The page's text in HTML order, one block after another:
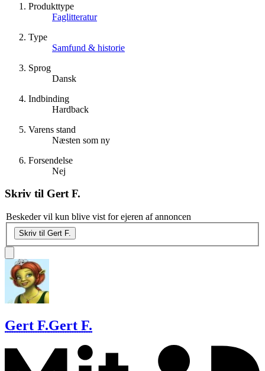
Produkttype
Faglitteratur
Type
Samfund & historie
Sprog
Dansk
Indbinding
Hardback
Varens stand
Næsten som ny
Forsendelse
Nej
Skriv til Gert F.
Beskeder vil kun blive vist for ejeren af annoncen
Skriv til Gert F.
Gert F.Gert F.